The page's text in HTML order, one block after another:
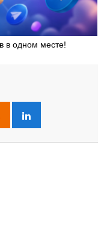
в одном месте!